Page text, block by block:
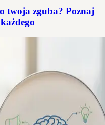
twoja zguba? Poznaj